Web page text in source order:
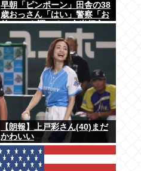
早朝「ピンポーン」田舎の38
歳おっさん「はい」警察「お
前のPCを調べる」全米行方
不明・被児童搾取センターか
らの通報により児ホ゜画像を
発見、逮捕
【朗報】上戸彩さん(40)まだ
かわいい